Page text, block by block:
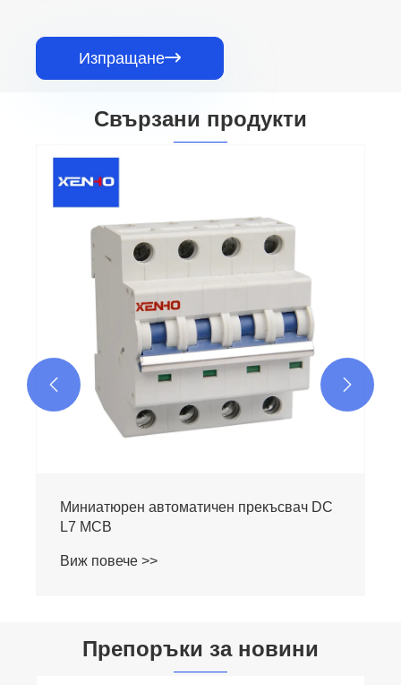
Изпращане
Свързани продукти
Миниатюрен автоматичен прекъсвач DC
L7 MCB
Виж повече >>
 
Препоръки за новини